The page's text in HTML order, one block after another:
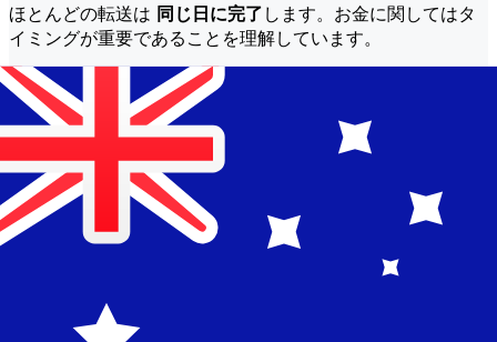
ほとんどの転送は 同じ日に完了 します。お金に関してはタ
イミングが重要であることを理解しています。
もっと早く送れ